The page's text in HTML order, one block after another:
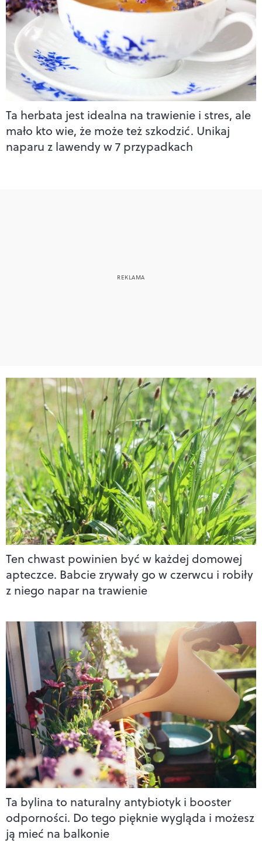
Ta herbata jest idealna na trawienie i stres, ale
mało kto wie, że może też szkodzić. Unikaj
naparu z lawendy w 7 przypadkach
Ten chwast powinien być w każdej domowej
apteczce. Babcie zrywały go w czerwcu i robiły
z niego napar na trawienie
Ta bylina to naturalny antybiotyk i booster
odporności. Do tego pięknie wygląda i możesz
ją mieć na balkonie